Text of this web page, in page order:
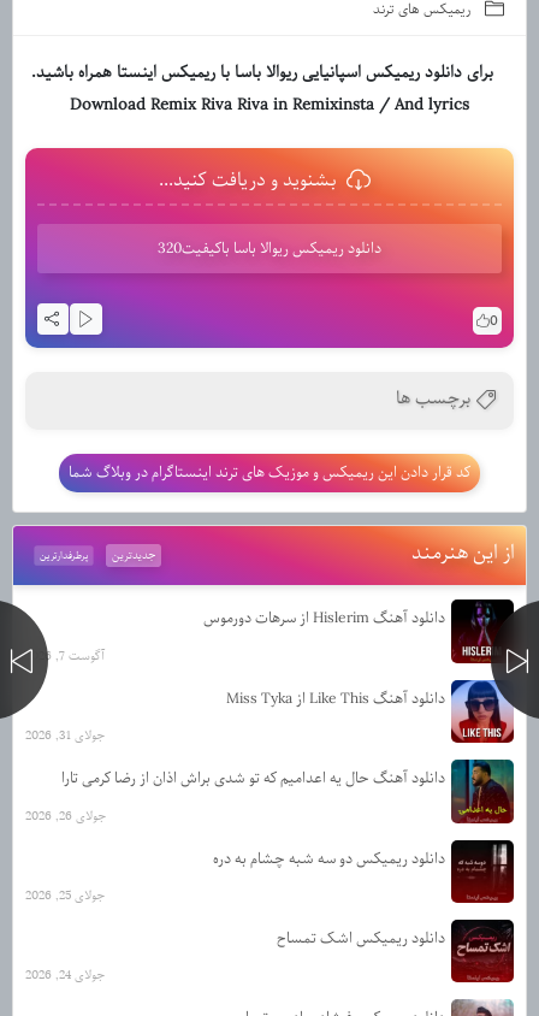
ریمیکس های ترند
برای دانلود ریمیکس اسپانیایی ریوالا باسا با ریمیکس اینستا همراه باشید.
Download Remix Riva Riva in Remixinsta / And lyrics
بشنوید و دریافت کنید...
دانلود ریمیکس ریوالا باسا باکیفیت320
0
برچسب ها
کد قرار دادن این ریمیکس و موزیک های ترند اینستاگرام در وبلاگ شما
از این هنرمند پرطرفدارترین جدیدترین
دانلود آهنگ Hislerim از سرهات دورموس
آگوست 7, 2026
دانلود آهنگ Like This از Miss Tyka
جولای 31, 2026
دانلود آهنگ حال یه اعدامیم که تو شدی براش اذان از رضا کرمی تارا
جولای 26, 2026
دانلود ریمیکس دو سه شبه چشام به دره
جولای 25, 2026
دانلود ریمیکس اشک تمساح
جولای 24, 2026